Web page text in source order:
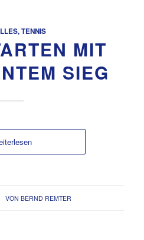
,TENNIS
MIT
SIEG
VON BERND REMTER